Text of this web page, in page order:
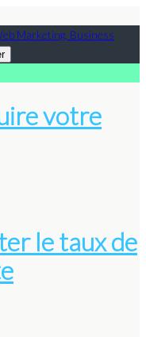
Marketing, Business
votre
le taux de